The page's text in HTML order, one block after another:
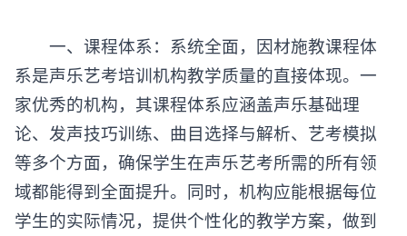
一、课程体系：系统全面，因材施教课程体
系是声乐艺考培训机构教学质量的直接体现。一
家优秀的机构，其课程体系应涵盖声乐基础理
论、发声技巧训练、曲目选择与解析、艺考模拟
等多个方面，确保学生在声乐艺考所需的所有领
域都能得到全面提升。同时，机构应能根据每位
学生的实际情况，提供个性化的教学方案，做到